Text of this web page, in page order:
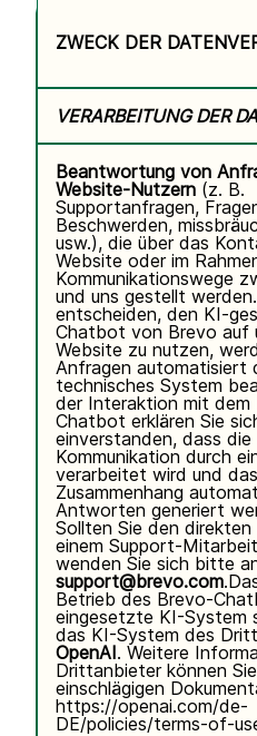
ZWECK DER
VERARBEITUNG DER
Beantwortung von
Website-Nutzern (z. B.
Supportanfragen,
Beschwerden,
usw.), die über das
Website oder im
Kommunikationswege
und uns gestellt
entscheiden, den KI-
Chatbot von Brevo auf
Website zu nutzen,
Anfragen automatisiert
technisches System
der Interaktion mit dem
Chatbot erklären Sie
einverstanden, dass die
Kommunikation durch
verarbeitet wird und
Zusammenhang
Antworten generiert
Sollten Sie den
einem Support-
wenden Sie sich bitte
support@brevo.com
Betrieb des Brevo-
eingesetzte KI-System
das KI-System des
OpenAI. Weitere
Drittanbieter können
einschlägigen
https://openai.com/de-
DE/policies/terms-of-